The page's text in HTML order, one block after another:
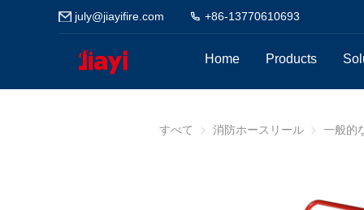
Home Products
july@jiayifire.com +86-13770610693
すべて 消防ホースリール 消防ホー
一般的